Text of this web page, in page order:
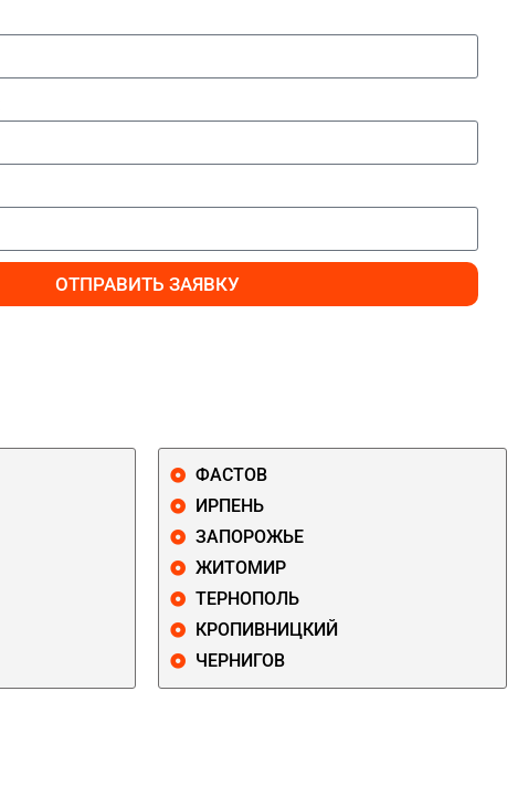
ОТПРАВИТЬ ЗАЯВКУ
ФАСТОВ
ИРПЕНЬ
ЗАПОРОЖЬЕ
ЖИТОМИР
ТЕРНОПОЛЬ
КРОПИВНИЦКИЙ
ЧЕРНИГОВ